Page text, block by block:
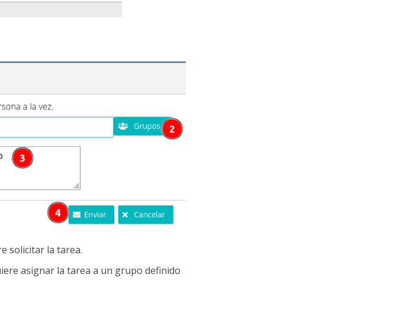
solicitar la tarea.
asignar la tarea a un grupo definido